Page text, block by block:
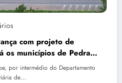
com projeto de
os municípios de Pedra
por intermédio do Departamento
de…